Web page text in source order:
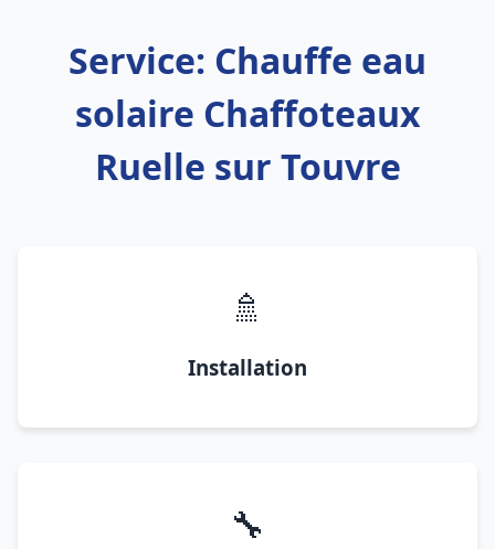
Service: Chauffe eau
solaire Chaffoteaux
Ruelle sur Touvre
🚿
Installation
🔧